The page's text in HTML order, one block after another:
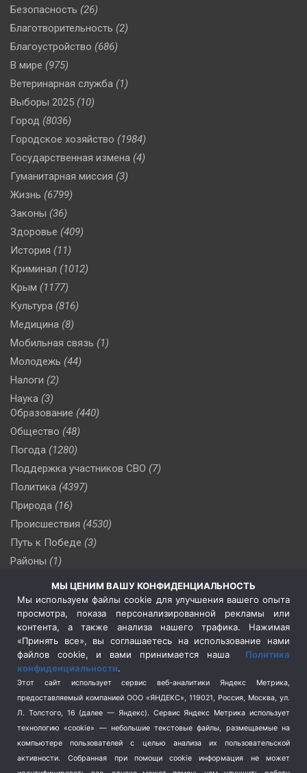
Безопасность (26)
Благотворительность (2)
Благоустройство (686)
В мире (975)
Ветеринарная служба (1)
Выборы 2025 (10)
Город (8036)
Городское хозяйство (1984)
Государственная измена (4)
Гуманитарная миссия (3)
Жизнь (6799)
Законы (36)
Здоровье (409)
История (11)
Криминал (1012)
Крым (1177)
Культура (816)
Медицина (8)
Мобильная связь (1)
Молодежь (44)
Налоги (2)
Наука (3)
Образование (440)
Общество (48)
Погода (1280)
Поддержка участников СВО (7)
Политика (4397)
Природа (16)
Происшествия (4530)
Путь к Победе (3)
Районы (1)
Сельское хозяйство (3)
Социальная политика
(3)
Спецоперация в Украине
Спецоперация на Украине
(404)
Спорт (740)
Терроризм (1)
Транспорт (262)
Туризм (178)
Флот (76)
МЫ ЦЕНИМ ВАШУ КОНФИДЕНЦИАЛЬНОСТЬ
Мы используем файлы cookie для улучшения вашего опыта
просмотра, показа персонализированной рекламы или
контента, а также анализа нашего трафика. Нажимая
«Принять все», вы соглашаетесь на использование нами
файлов cookie, и вами принимается наша Политика
конфиденциальности.
Этот сайт использует сервис веб-аналитики Яндекс Метрика,
предоставляемый компанией ООО «ЯНДЕКС», 119021, Россия, Москва, ул.
Л. Толстого, 16 (далее — Яндекс). Сервис Яндекс Метрика использует
технологию «cookie» — небольшие текстовые файлы, размещаемые на
компьютере пользователей с целью анализа их пользовательской
активности.
Собранная при помощи cookie информация не может